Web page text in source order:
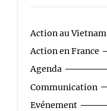
Action au Vietnam
Action en France
Agenda
Communication
Evénement